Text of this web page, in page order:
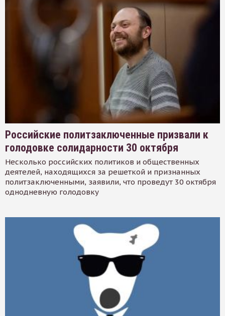
Российские политзаключенные призвали к
голодовке солидарности 30 октября
Несколько российских политиков и общественных
деятелей, находящихся за решеткой и признанных
политзаключенными, заявили, что проведут 30 октября
однодневную голодовку